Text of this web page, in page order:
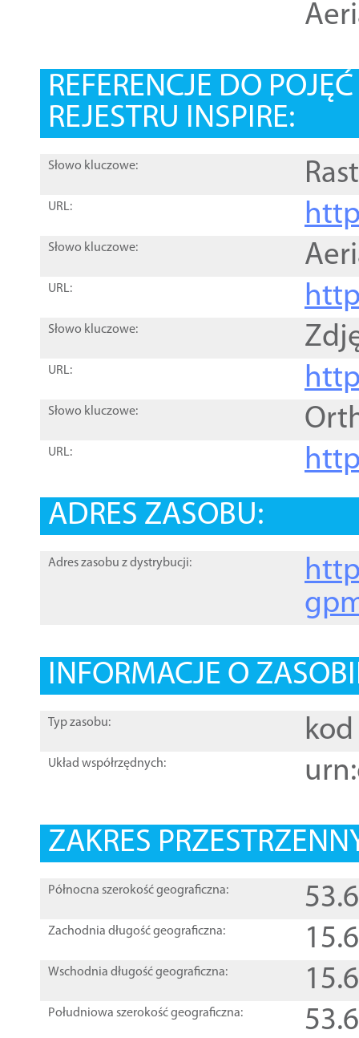
REFERENCJE DO
REJESTRU INSPIRE:
Słowo kluczowe:
URL:
Słowo kluczowe:
URL:
Słowo kluczowe:
URL:
Słowo kluczowe:
URL:
ADRES ZASOBU:
Adres zasobu z dystrybucji:
INFORMACJE O
Typ zasobu: kod
Układ współrzędnych:
ZAKRES
Północna szerokość geograficzna:
Zachodnia długość geograficzna:
Wschodnia długość geograficzna:
Południowa szerokość geograficzna: